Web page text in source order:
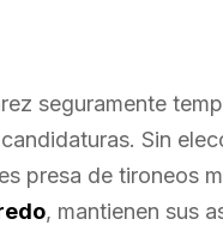
seguramente
Sin
presa de tironeos
, mantienen sus